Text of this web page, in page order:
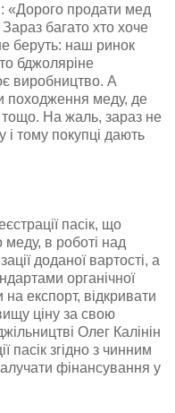
«Дорого продати мед
багато хто хоче
беруть: наш ринок
бджоляріне
виробництво. А
походження меду, де
тощо. На жаль, зараз не
тому покупці дають
пасік, що
меду, в роботі над
доданої вартості, а
органічної
експорт, відкривати
ціну за свою
Олег Калінін
пасік згідно з чинним
фінансування у